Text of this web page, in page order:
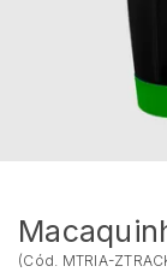
(Cód. MTRIA-